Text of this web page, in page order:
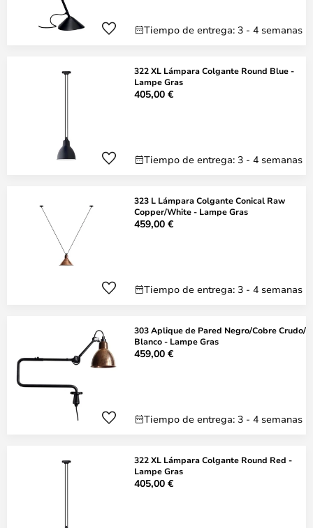
Tiempo de entrega: 3 - 4 semanas
322 XL Lámpara Colgante Round Blue -
Lampe Gras
405,00 €
Tiempo de entrega: 3 - 4 semanas
323 L Lámpara Colgante Conical Raw
Copper/White - Lampe Gras
459,00 €
Tiempo de entrega: 3 - 4 semanas
303 Aplique de Pared Negro/Cobre Crudo/
Blanco - Lampe Gras
459,00 €
Tiempo de entrega: 3 - 4 semanas
322 XL Lámpara Colgante Round Red -
Lampe Gras
405,00 €